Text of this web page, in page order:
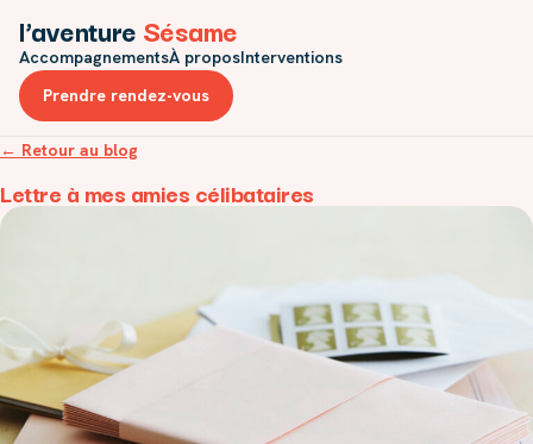
l’aventureSésame
AccompagnementsÀ proposInterventions
Prendre rendez-vous
← Retour au blog
Lettre à mes amies célibataires